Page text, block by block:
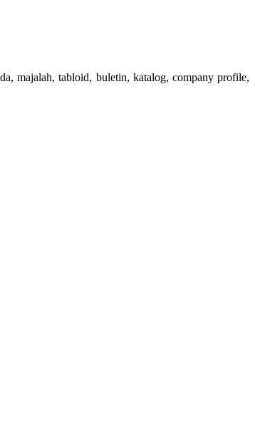
majalah, tabloid, buletin, katalog, company profile,